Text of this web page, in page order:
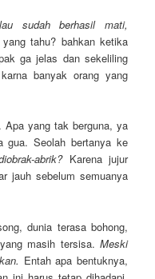
sudah berhasil mati,
tahu? bahkan ketika
ga jelas dan sekeliling
banyak orang yang
yang tak berguna, ya
gua. Seolah bertanya ke
abrik?Karena jujur
jauh sebelum semuanya
dunia terasa bohong,
masih tersisa. Meski
Entah apa bentuknya,